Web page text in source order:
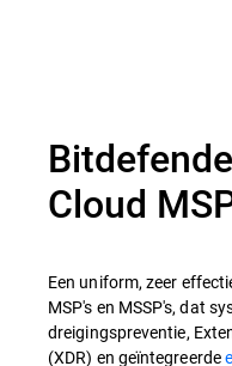
Cloud
Een uniform, zeer
MSP's en MSSP's, dat
dreigingspreventie,
(XDR) en geïntegreerde